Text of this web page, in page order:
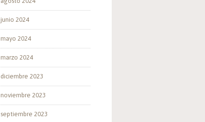
junio 2024
mayo 2024
marzo 2024
diciembre 2023
noviembre 2023
septiembre 2023